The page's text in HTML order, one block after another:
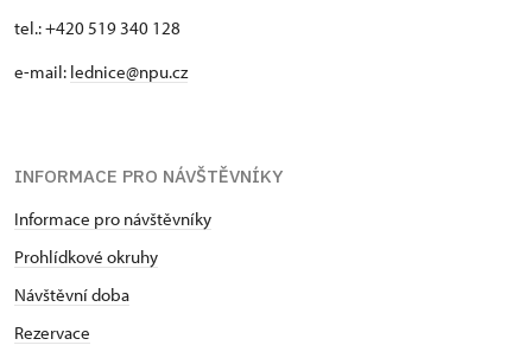
tel.: +420 519 340 128
e-mail: lednice@npu.cz
INFORMACE PRO NÁVŠTĚVNÍKY
Informace pro návštěvníky
Prohlídkové okruhy
Návštěvní doba
Rezervace